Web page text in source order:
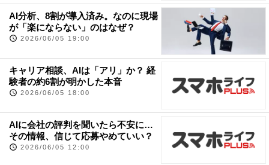
AI分析、8割が導入済み。なのに現場
が「楽にならない」のはなぜ？
2026/06/05 19:00
キャリア相談、AIは「アリ」か？ 経
験者の約6割が明かした本音
2026/06/05 18:00
AIに会社の評判を聞いたら不安に…
その情報、信じて応募やめていい？
2026/06/05 12:00